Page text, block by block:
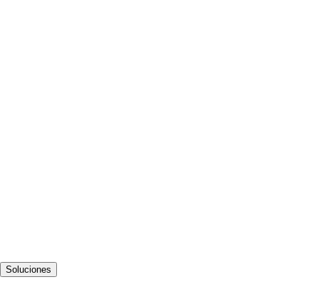
Soluciones